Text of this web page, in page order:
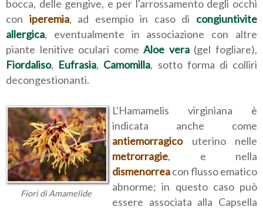
bocca, delle gengive, e per l'arrossamento degli occhi
con iperemia, ad esempio in caso di congiuntivite
allergica, eventualmente in associazione con altre
piante lenitive oculari comeAloe vera(gel fogliare),
Fiordaliso, Eufrasia, Camomilla, sotto forma di colliri
decongestionanti.
Fiori di Amamelide
L'Hamamelis virginiana è
indicata anche come
antiemorragicouterino nelle
metrorragie, e nella
dismenorreacon flusso ematico
abnorme; in questo caso può
essere associata alla Capsella